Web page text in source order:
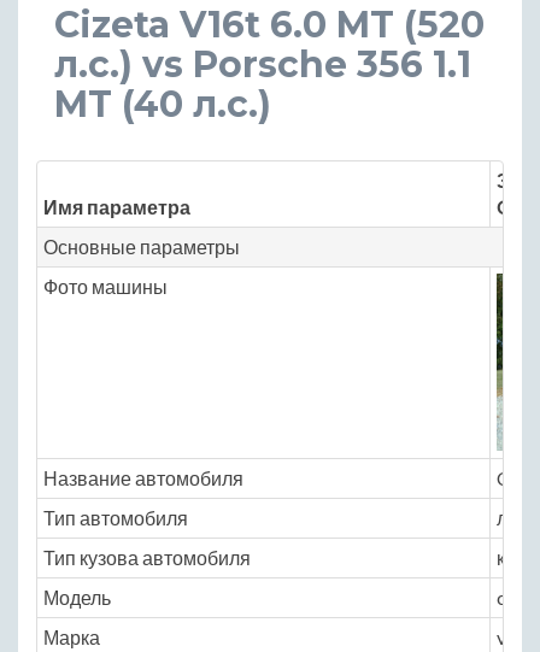
Cizeta V16t 6.0 MT (520
л.с.) vs Porsche 356 1.1
MT (40 л.с.)
Имя параметра
Основные параметры
Фото машины
Название автомобиля
Тип автомобиля
Тип кузова автомобиля
купе
Модель
Марка
v16t